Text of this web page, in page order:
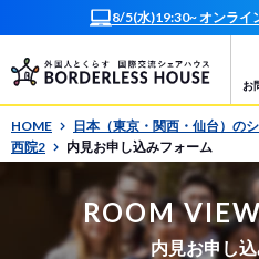
8/5(水)19:30~ オンライ
お
HOME 日本（東京・関西・仙台）の
西院2
内見お申し込みフォーム
ROOM
内見お申し